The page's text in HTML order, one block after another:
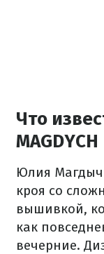
Что
MAGDYCH
Юлия Магдыч
кроя со
вышивкой,
как
вечерние.